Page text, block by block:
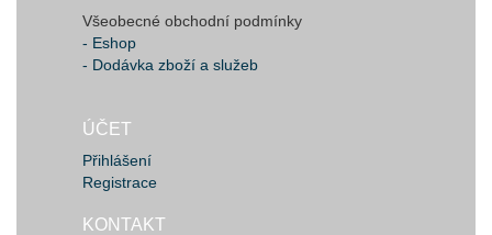
Všeobecné obchodní podmínky
- Eshop
- Dodávka zboží a služeb
ÚČET
Přihlášení
Registrace
KONTAKT